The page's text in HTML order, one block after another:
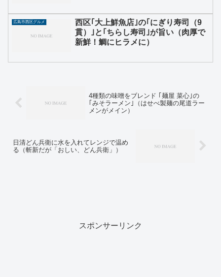
広島市西区グルメ
西区｢大上鮮魚店｣の｢にぎり寿司（9
貫）｣と｢ちらし寿司｣が旨い（肉厚で
新鮮！鯛にヒラメに）
4種類の味噌をブレンド ｢麺屋 菜心｣の
｢みそラーメン｣（はせべ製麺の尾道ラー
メンがメイン）
日清どん兵衛に水を入れてレンジで温め
る（斬新だが「おしい、どん兵衛」）
スポンサーリンク